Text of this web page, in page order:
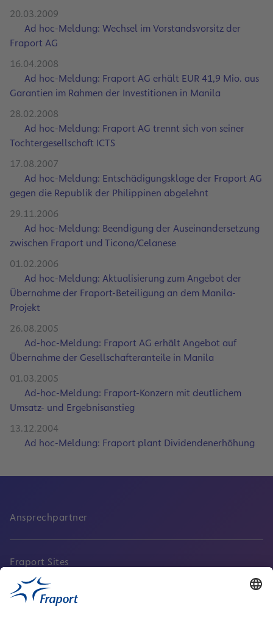
20.03.2009
Ad hoc-Meldung: Wechsel im Vorstandsvorsitz der
Fraport AG
16.04.2008
Ad hoc-Meldung: Fraport AG erhält EUR 41,9 Mio. aus
Garantien im Rahmen der Investitionen in Manila
28.02.2008
Ad hoc-Meldung: Fraport AG trennt sich von seiner
Tochtergesellschaft ICTS
17.08.2007
Ad hoc-Meldung: Entschädigungsklage der Fraport AG
gegen die Republik der Philippinen abgelehnt
29.11.2006
Ad hoc-Meldung: Beendigung der Auseinandersetzung
zwischen Fraport und Ticona/Celanese
01.02.2006
Ad hoc-Meldung: Aktualisierung zum Angebot der
Übernahme der Fraport-Beteiligung an dem Manila-
Projekt
26.08.2005
Ad-hoc-Meldung: Fraport AG erhält Angebot auf
Übernahme der Gesellschafteranteile in Manila
01.03.2005
Ad-hoc-Meldung: Fraport-Konzern mit deutlichem
Umsatz- und Ergebnisanstieg
13.12.2004
Ad hoc-Meldung: Fraport plant Dividendenerhöhung
Ansprechpartner
Fraport Sites
Aktuell